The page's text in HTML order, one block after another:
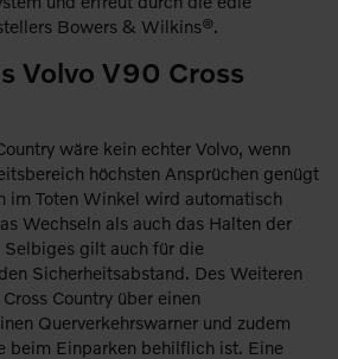
Bowers & Wilkins®.
Volvo V90 Cross
wäre kein echter Volvo, wenn
höchsten Ansprüchen genügt
im Toten Winkel wird automatisch
Wechseln als auch das Halten der
gilt auch für die
Sicherheitsabstand. Des Weiteren
Country über einen
Querverkehrswarner und zudem
beim Einparken behilflich ist. Eine